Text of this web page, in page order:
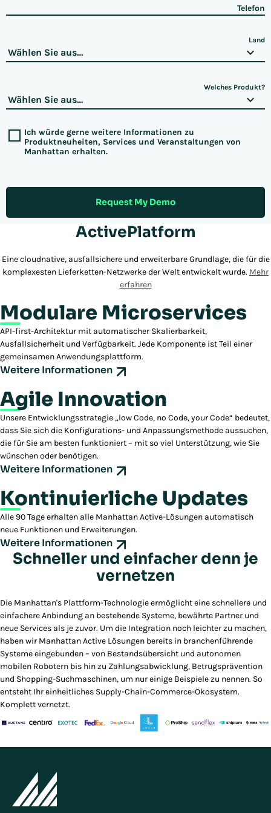
Telefon
Land
Welches Produkt?
Ich würde gerne weitere Informationen zu
Produktneuheiten, Services und Veranstaltungen von
Manhattan erhalten.
Request My Demo
ActivePlatform
Eine cloudnative, ausfallsichere und erweiterbare Grundlage, die für die
komplexesten Lieferketten-Netzwerke der Welt entwickelt wurde. Mehr
erfahren
Modulare Microservices
API-first-Architektur mit automatischer Skalierbarkeit,
Ausfallsicherheit und Verfügbarkeit. Jede Komponente ist Teil einer
gemeinsamen Anwendungsplattform.
Weitere Informationen
Agile Innovation
Unsere Entwicklungsstrategie „low Code, no Code, your Code“ bedeutet,
dass Sie sich die Konfigurations- und Anpassungsmethode aussuchen,
die für Sie am besten funktioniert – mit so viel Unterstützung, wie Sie
wünschen oder benötigen.
Weitere Informationen
Kontinuierliche Updates
Alle 90 Tage erhalten alle Manhattan Active-Lösungen automatisch
neue Funktionen und Erweiterungen.
Weitere Informationen
Schneller und einfacher denn je
vernetzen
Die Manhattan's Plattform-Technologie ermöglicht eine schnellere und
einfachere Anbindung an bestehende Systeme, bewährte Partner und
neue Services als je zuvor. Um die Integration noch leichter zu machen,
haben wir Manhattan Active Lösungen bereits in branchenführende
Systeme eingebunden – von Bestandsübersicht und autonomen
mobilen Robotern bis hin zu Zahlungsabwicklung, Betrugsprävention
und Shopping-Suchmaschinen, um nur einige Beispiele zu nennen. So
entsteht Ihr einheitliches Supply-Chain-Commerce-Ökosystem.
Komplett vernetzt.